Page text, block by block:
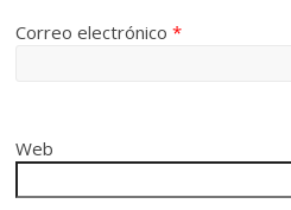
Correo electrónico*
Web